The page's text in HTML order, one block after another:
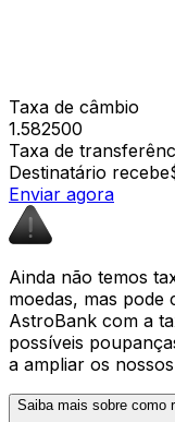
Taxa de câmbio
1.582500
Taxa de
Destinatário recebe
Enviar agora
Ainda não temos
moedas, mas
AstroBank com a
possíveis
a ampliar os
Saiba mais sobre como